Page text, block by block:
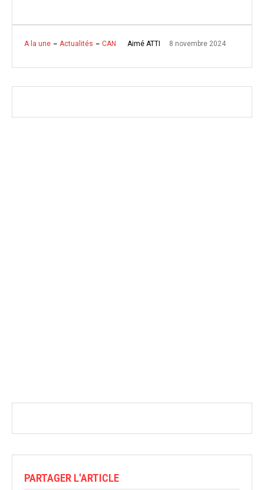
A la une Actualités CAN Aimé ATTI 8 novembre 2024
PARTAGER L'ARTICLE